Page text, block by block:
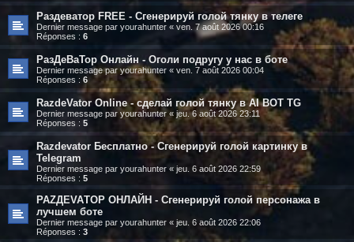
Раздеватор FREE - Сгенерируй голой тянку в телеге
Dernier message par yourahunter « ven. 7 août 2026 00:16
Réponses : 6
РазДеВаТор Онлайн - Оголи подругу у нас в боте
Dernier message par yourahunter « ven. 7 août 2026 00:04
Réponses : 6
RazdeVator Online - сделай голой тянку в AI BOT TG
Dernier message paryourahunter « jeu. 6 août 2026 23:11
Réponses : 5
Razdevator Бесплатно - Сгенерируй голой картинку в
Telegram
Dernier message par yourahunter « jeu. 6 août 2026 22:59
Réponses : 5
РАZДEVAТОР ОНЛАЙН - Сгенерируй голой персонажа в
лучшем боте
Dernier message par yourahunter « jeu. 6 août 2026 22:06
Réponses : 3